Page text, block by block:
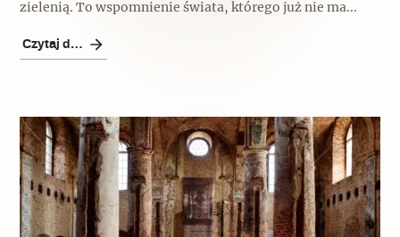
Świat
Popularne
zielenią. To wspomnienie świata, którego już nie ma...
Czytaj dalej